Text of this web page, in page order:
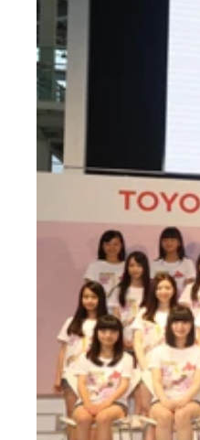
「ワンダ」の新